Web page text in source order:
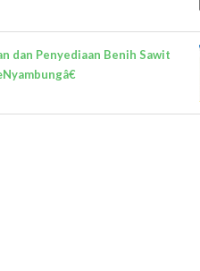
dan Penyediaan Benih Sawit